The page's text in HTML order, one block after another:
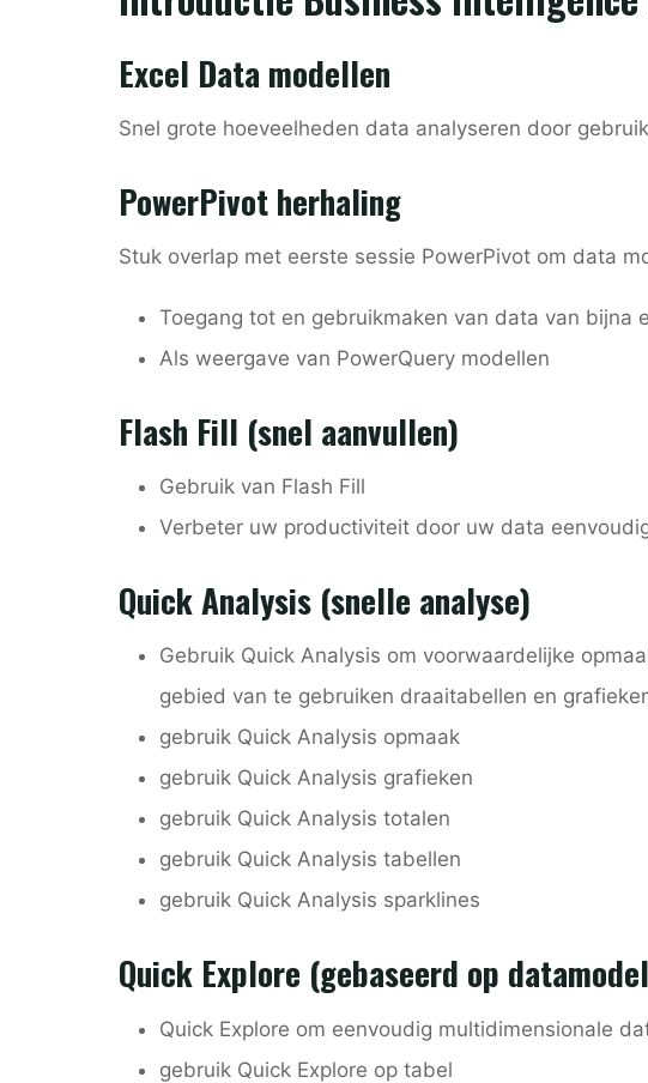
Excel Data modellen
Snel grote hoeveelheden data analyseren door
PowerPivot herhaling
Stuk overlap met eerste sessie PowerPivot om data
Toegang tot en gebruikmaken van data van bijna
Als weergave van PowerQuery modellen
Flash Fill (snel aanvullen)
Gebruik van Flash Fill
Verbeter uw productiviteit door uw data
Quick Analysis (snelle analyse)
Gebruik Quick Analysis om voorwaardelijke
gebied van te gebruiken draaitabellen en
gebruik Quick Analysis opmaak
gebruik Quick Analysis grafieken
gebruik Quick Analysis totalen
gebruik Quick Analysis tabellen
gebruik Quick Analysis sparklines
Quick Explore (gebaseerd op
Quick Explore om eenvoudig multidimensionale
gebruik Quick Explore op tabel